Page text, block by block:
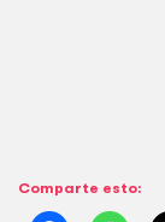
Comparte esto: